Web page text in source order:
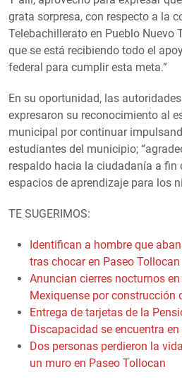
grata sorpresa, con respecto a la
Telebachillerato en Pueblo Nuevo
que se está recibiendo todo el
federal para cumplir esta meta.”
En su oportunidad, las
expresaron su reconocimiento al
municipal por continuar
estudiantes del municipio;
respaldo hacia la ciudadanía a fin
espacios de aprendizaje para los
TE SUGERIMOS:
Identifican a hombre que
tras chocar en Paseo Tollocan
Anuncian cierres nocturnos
Mexiquense por construcción
Entrega de tarjetas de la
Discapacidad se encuentra
Dos personas perdieron la
un muro en Paseo Tollocan